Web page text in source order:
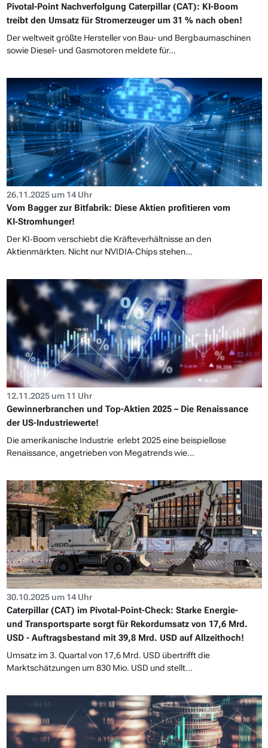
Pivotal-Point Nachverfolgung Caterpillar (CAT): KI-Boom
treibt den Umsatz für Stromerzeuger um 31 % nach oben!
Der weltweit größte Hersteller von Bau- und Bergbaumaschinen
sowie Diesel- und Gasmotoren meldete für...
26.11.2025 um 14 Uhr
Vom Bagger zur Bitfabrik: Diese Aktien profitieren vom
KI‑Stromhunger!
Der KI‑Boom verschiebt die Kräfteverhältnisse an den
Aktienmärkten. Nicht nur NVIDIA‑Chips stehen...
12.11.2025 um 11 Uhr
Gewinnerbranchen und Top-Aktien 2025 – Die Renaissance
der US-Industriewerte!
Die amerikanische Industrie erlebt 2025 eine beispiellose
Renaissance, angetrieben von Megatrends wie...
30.10.2025 um 14 Uhr
Caterpillar (CAT) im Pivotal-Point-Check: Starke Energie-
und Transportsparte sorgt für Rekordumsatz von 17,6 Mrd.
USD - Auftragsbestand mit 39,8 Mrd. USD auf Allzeithoch!
Umsatz im 3. Quartal von 17,6 Mrd. USD übertrifft die
Marktschätzungen um 830 Mio. USD und stellt...